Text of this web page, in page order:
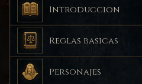
Introduccion
Reglas basicas
Personajes